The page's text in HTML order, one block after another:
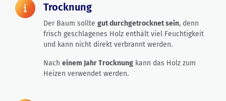
Trocknung
Der Baum sollte gut durchgetrocknet sein, denn
frisch geschlagenes Holz enthält viel Feuchtigkeit
und kann nicht direkt verbrannt werden.
Nach einem Jahr Trocknung kann das Holz zum
Heizen verwendet werden.